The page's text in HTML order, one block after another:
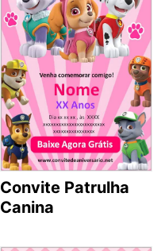
Convite Patrulha
Canina